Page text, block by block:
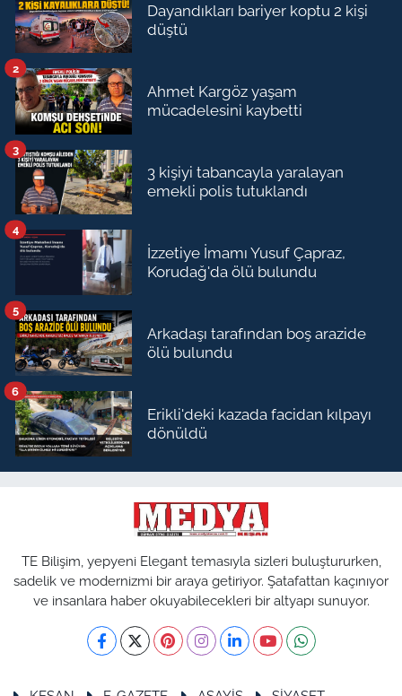
Dayandıkları bariyer koptu 2 kişi
düştü
Ahmet Kargöz yaşam
mücadelesini kaybetti
2
3 kişiyi tabancayla yaralayan
emekli polis tutuklandı
3
İzzetiye İmamı Yusuf Çapraz,
Korudağ'da ölü bulundu
4
Arkadaşı tarafından boş arazide
ölü bulundu
5
Erikli'deki kazada facidan kılpayı
dönüldü
6
TE Bilişim, yepyeni Elegant temasıyla sizleri buluştururken,
sadelik ve modernizmi bir araya getiriyor. Şatafattan kaçınıyor
ve insanlara haber okuyabilecekleri bir altyapı sunuyor.